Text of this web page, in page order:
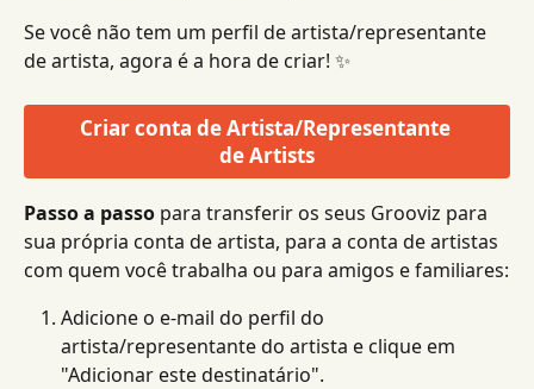
Se você não tem um perfil de artista/representante
de artista, agora é a hora de criar! ✨
Criar conta de Artista/Representante
de Artists
Passo a passo para transferir os seus Grooviz para
sua própria conta de artista, para a conta de artistas
com quem você trabalha ou para amigos e familiares:
Adicione o e-mail do perfil do
artista/representante do artista e clique em
"Adicionar este destinatário".